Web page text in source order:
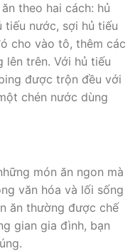
theo hai cách: hủ
tiếu nước, sợi hủ tiếu
cho vào tô, thêm các
lên trên. Với hủ tiếu
được trộn đều với
chén nước dùng
món ăn ngon mà
văn hóa và lối sống
ăn thường được chế
gian gia đình, bạn